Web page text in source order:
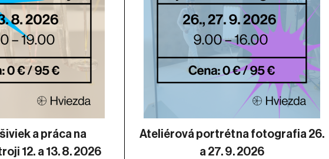
a práca na
12. a 13. 8. 2026
Ateliérová portrétna fotografia 26.
a 27. 9. 2026